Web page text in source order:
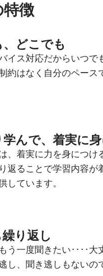
特徴
どこでも
イス対応だからいつ
約はなく自分のペース
んで、着実に
、着実に力を身につ
返ることで学習内容
しています。
り返し
う一度聞きたい････大
し、聞き逃しもないの